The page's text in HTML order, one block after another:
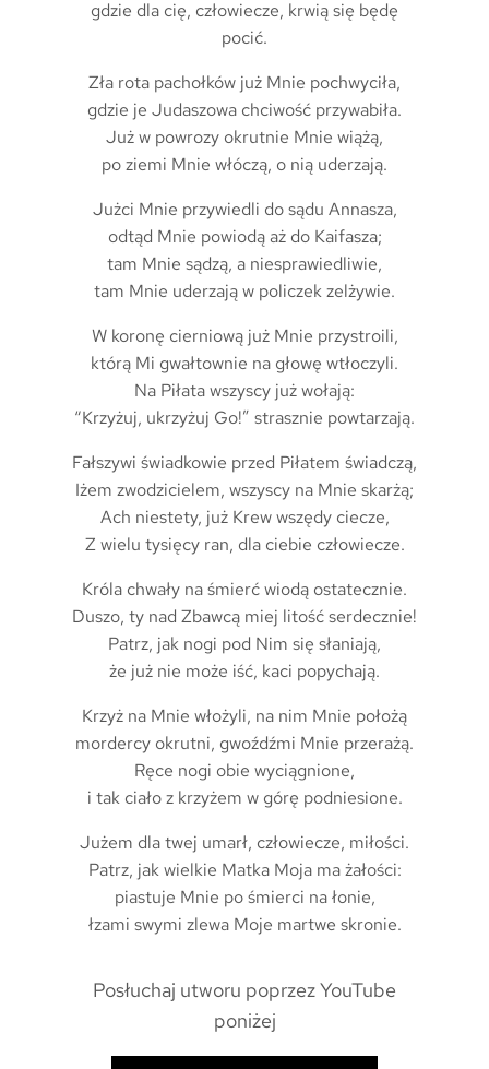
gdzie dla cię, człowiecze, krwią się będę
pocić.
Zła rota pachołków już Mnie pochwyciła,
gdzie je Judaszowa chciwość przywabiła.
Już w powrozy okrutnie Mnie wiążą,
po ziemi Mnie włóczą, o nią uderzają.
Jużci Mnie przywiedli do sądu Annasza,
odtąd Mnie powiodą aż do Kaifasza;
tam Mnie sądzą, a niesprawiedliwie,
tam Mnie uderzają w policzek zelżywie.
W koronę cierniową już Mnie przystroili,
którą Mi gwałtownie na głowę wtłoczyli.
Na Piłata wszyscy już wołają:
“Krzyżuj, ukrzyżuj Go!” strasznie powtarzają.
Fałszywi świadkowie przed Piłatem świadczą,
Iżem zwodzicielem, wszyscy na Mnie skarżą;
Ach niestety, już Krew wszędy ciecze,
Z wielu tysięcy ran, dla ciebie człowiecze.
Króla chwały na śmierć wiodą ostatecznie.
Duszo, ty nad Zbawcą miej litość serdecznie!
Patrz, jak nogi pod Nim się słaniają,
że już nie może iść, kaci popychają.
Krzyż na Mnie włożyli, na nim Mnie położą
mordercy okrutni, gwoźdźmi Mnie przerażą.
Ręce nogi obie wyciągnione,
i tak ciało z krzyżem w górę podniesione.
Jużem dla twej umarł, człowiecze, miłości.
Patrz, jak wielkie Matka Moja ma żałości:
piastuje Mnie po śmierci na łonie,
łzami swymi zlewa Moje martwe skronie.
Posłuchaj utworu poprzez YouTube
poniżej